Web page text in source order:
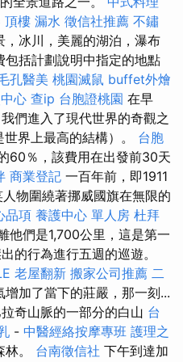
頂樓 漏水 徵信社推薦 不鏽
，冰川，美麗的湖泊，瀑布
括計劃說明中指定的地點
孔醫美 桃園滅鼠 buffet外燴
心 查ip 台胞證桃園 在早
們進入了現代世界的奇觀之
界上最高的結構）。 台胞
60％，該費用在出發前30天
商業登記 一百年前，即1911
物圍繞著挪威國旗在無限的
品項 養護中心 單人房 杜拜
他們是1,700公里，這是第一
的行為進行五週的巡遊。
老屋翻新 搬家公司推薦 二
加了當下的莊嚴，那一刻...
奇山脈的一部分的白山 台
- 中醫經絡按摩專班 護理之
。 台南徵信社 下午到達加